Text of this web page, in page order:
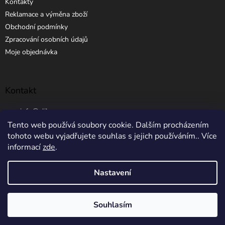
Tento web používá soubory cookie. Dalším procházením
tohoto webu vyjadřujete souhlas s jejich používáním.. Více
informacízde.
Nastavení
Souhlasím
Reklamace a výměna zboží
Obchodní podmínky
Zpracování osobních údajů
Moje objednávka
Kontakt
info @ elibros.cz
+420 734 184 444
eLibros.cz. Všechna práva vyhrazena.
5% SLEVA NA PRVNÍ NÁKUP